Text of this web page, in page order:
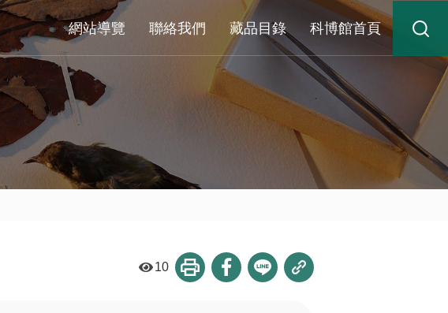
網站導覽 聯絡我們 藏品目錄 科博館首頁
10